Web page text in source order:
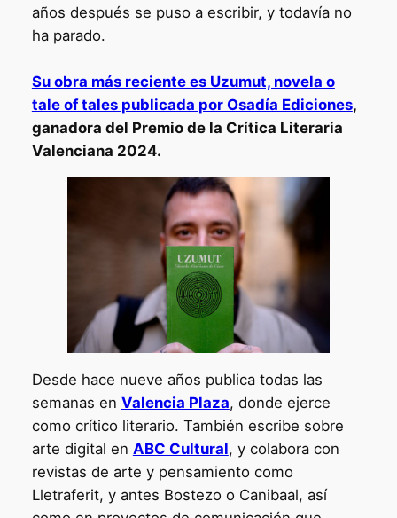
años después se puso a escribir, y todavía no
ha parado.
Su obra más reciente es Uzumut, novela o
tale of tales publicada por Osadía Ediciones,
ganadora del Premio de la Crítica Literaria
Valenciana 2024.
Desde hace nueve años publica todas las
semanas en Valencia Plaza, donde ejerce
como crítico literario. También escribe sobre
arte digital en ABC Cultural, y colabora con
revistas de arte y pensamiento como
Lletraferit, y antes Bostezo o Canibaal, así